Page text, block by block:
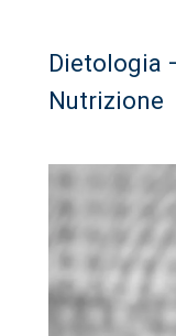
Dietologia
Nutrizione